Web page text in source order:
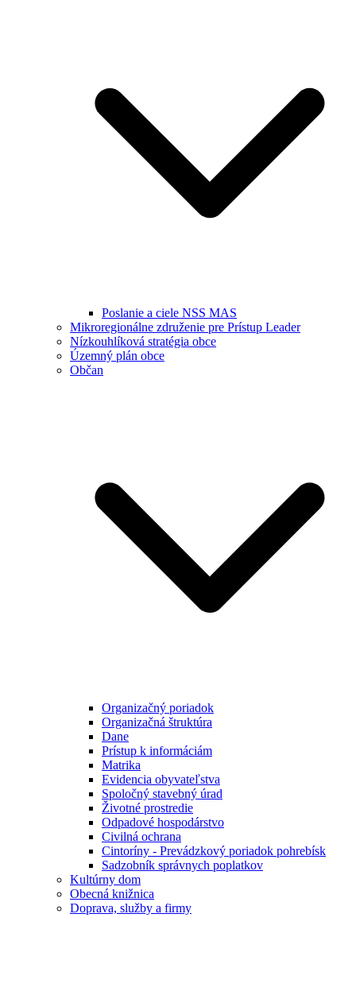
Poslanie a ciele NSS MAS
Mikroregionálne združenie pre Prístup Leader
Nízkouhlíková stratégia obce
Územný plán obce
Občan
Organizačný poriadok
Organizačná štruktúra
Dane
Prístup k informáciám
Matrika
Evidencia obyvateľstva
Spoločný stavebný úrad
Životné prostredie
Odpadové hospodárstvo
Civilná ochrana
Cintoríny - Prevádzkový poriadok pohrebísk
Sadzobník správnych poplatkov
Kultúrny dom
Obecná knižnica
Doprava, služby a firmy